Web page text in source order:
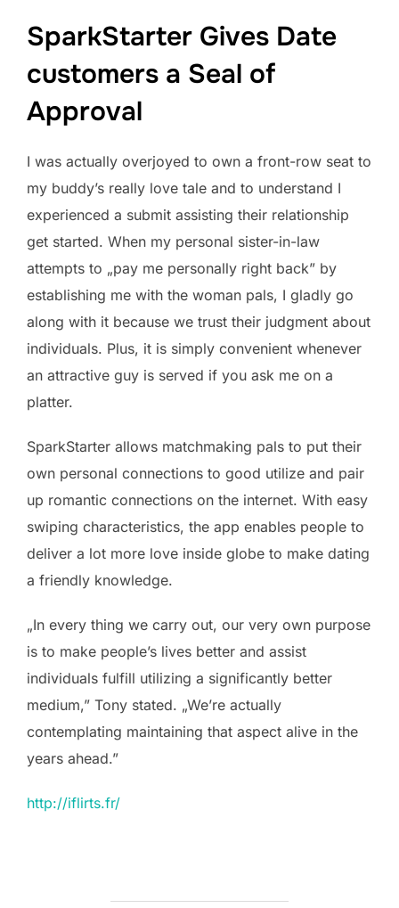
SparkStarter Gives Date
customers a Seal of
Approval
I was actually overjoyed to own a front-row seat to
my buddy’s really love tale and to understand I
experienced a submit assisting their relationship
get started. When my personal sister-in-law
attempts to „pay me personally right back” by
establishing me with the woman pals, I gladly go
along with it because we trust their judgment about
individuals. Plus, it is simply convenient whenever
an attractive guy is served if you ask me on a
platter.
SparkStarter allows matchmaking pals to put their
own personal connections to good utilize and pair
up romantic connections on the internet. With easy
swiping characteristics, the app enables people to
deliver a lot more love inside globe to make dating
a friendly knowledge.
„In every thing we carry out, our very own purpose
is to make people’s lives better and assist
individuals fulfill utilizing a significantly better
medium,” Tony stated. „We’re actually
contemplating maintaining that aspect alive in the
years ahead.”
http://iflirts.fr/